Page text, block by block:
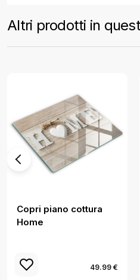
Altri prodotti in
Copri piano cottura
Home
49.99 €